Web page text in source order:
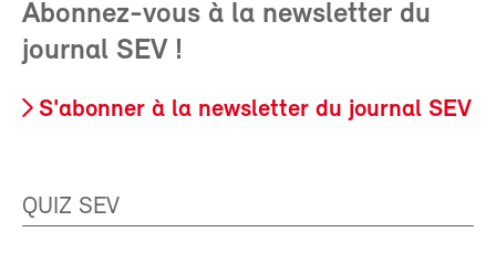
Abonnez-vous à la newsletter du
journal SEV !
S'abonner à la newsletter du journal SEV
QUIZ SEV